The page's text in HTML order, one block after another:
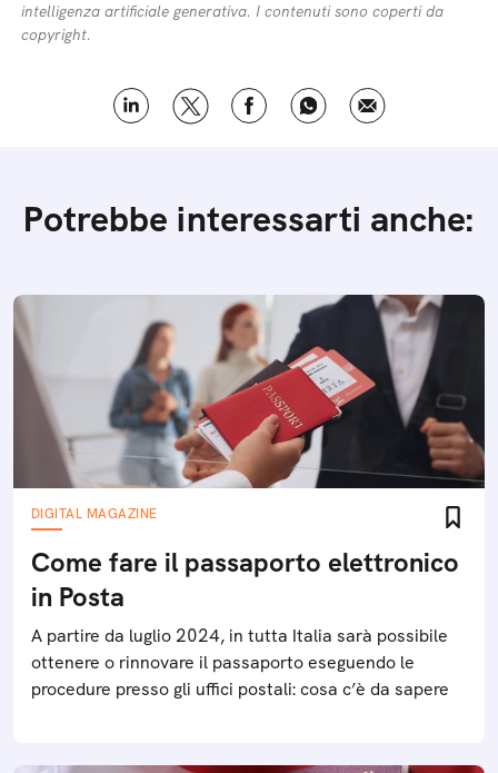
intelligenza artificiale generativa. I contenuti sono coperti da
copyright.
Potrebbe interessarti anche:
DIGITAL MAGAZINE
Come fare il passaporto elettronico
in Posta
A partire da luglio 2024, in tutta Italia sarà possibile
ottenere o rinnovare il passaporto eseguendo le
procedure presso gli uffici postali: cosa c’è da sapere